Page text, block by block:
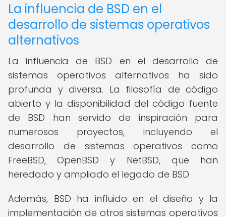
La influencia de BSD en el
desarrollo de sistemas operativos
alternativos
La influencia de BSD en el desarrollo de
sistemas operativos alternativos ha sido
profunda y diversa. La filosofía de código
abierto y la disponibilidad del código fuente
de BSD han servido de inspiración para
numerosos proyectos, incluyendo el
desarrollo de sistemas operativos como
FreeBSD, OpenBSD y NetBSD, que han
heredado y ampliado el legado de BSD.
Además, BSD ha influido en el diseño y la
implementación de otros sistemas operativos